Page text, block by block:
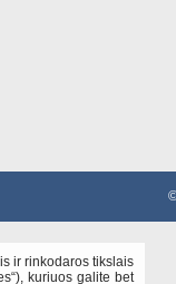
ir rinkodaros tikslais
kuriuos galite bet